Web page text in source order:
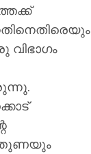
വിഭാഗം